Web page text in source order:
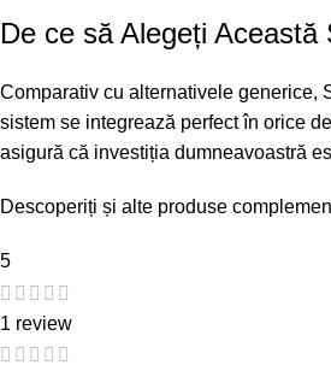
De ce să Alegeți Această
Comparativ cu alternativele generice,
sistem se integrează perfect în orice
asigură că investiția dumneavoastră
Descoperiți și alte produse
5
1 review